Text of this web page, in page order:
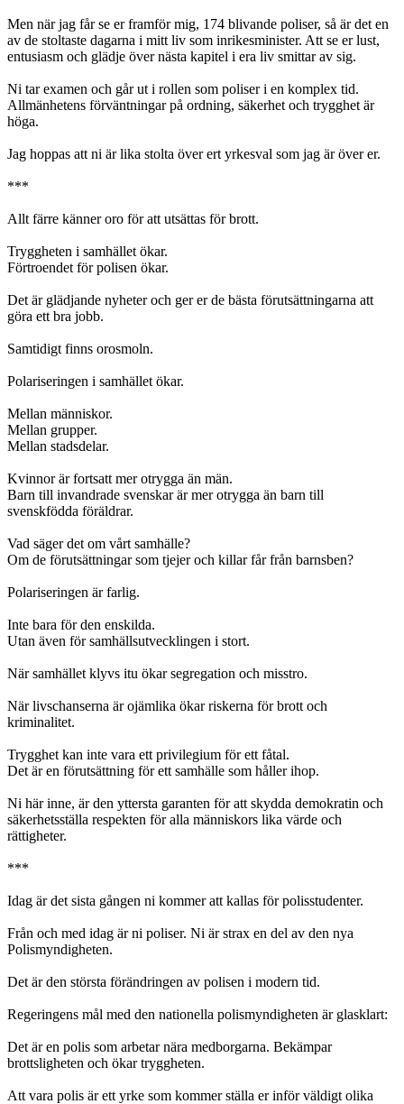
Men när jag får se er framför mig, 174 blivande poliser, så är det en
av de stoltaste dagarna i mitt liv som inrikesminister. Att se er lust,
entusiasm och glädje över nästa kapitel i era liv smittar av sig.
Ni tar examen och går ut i rollen som poliser i en komplex tid.
Allmänhetens förväntningar på ordning, säkerhet och trygghet är
höga.
Jag hoppas att ni är lika stolta över ert yrkesval som jag är över er.
***
Allt färre känner oro för att utsättas för brott.
Tryggheten i samhället ökar.
Förtroendet för polisen ökar.
Det är glädjande nyheter och ger er de bästa förutsättningarna att
göra ett bra jobb.
Samtidigt finns orosmoln.
Polariseringen i samhället ökar.
Mellan människor.
Mellan grupper.
Mellan stadsdelar.
Kvinnor är fortsatt mer otrygga än män.
Barn till invandrade svenskar är mer otrygga än barn till
svenskfödda föräldrar.
Vad säger det om vårt samhälle?
Om de förutsättningar som tjejer och killar får från barnsben?
Polariseringen är farlig.
Inte bara för den enskilda.
Utan även för samhällsutvecklingen i stort.
När samhället klyvs itu ökar segregation och misstro.
När livschanserna är ojämlika ökar riskerna för brott och
kriminalitet.
Trygghet kan inte vara ett privilegium för ett fåtal.
Det är en förutsättning för ett samhälle som håller ihop.
Ni här inne, är den yttersta garanten för att skydda demokratin och
säkerhetsställa respekten för alla människors lika värde och
rättigheter.
***
Idag är det sista gången ni kommer att kallas för polisstudenter.
Från och med idag är ni poliser. Ni är strax en del av den nya
Polismyndigheten.
Det är den största förändringen av polisen i modern tid.
Regeringens mål med den nationella polismyndigheten är glasklart:
Det är en polis som arbetar nära medborgarna. Bekämpar
brottsligheten och ökar tryggheten.
Att vara polis är ett yrke som kommer ställa er inför väldigt olika